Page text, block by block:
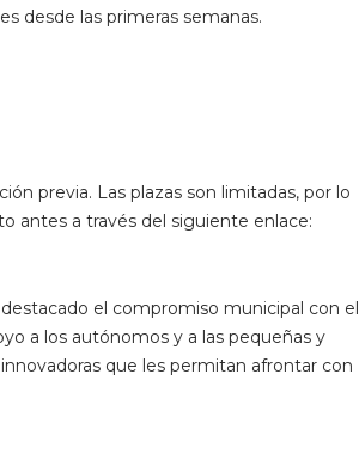
desde las primeras semanas.
previa. Las plazas son limitadas, por lo
antes a través del siguiente enlace:
el compromiso municipal con el
a los autónomos y a las pequeñas y
que les permitan afrontar con